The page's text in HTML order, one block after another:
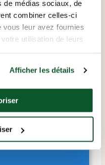
de médias sociaux, de
combiner celles-ci
leur avez fournies
utilisation de leurs
Afficher les détails